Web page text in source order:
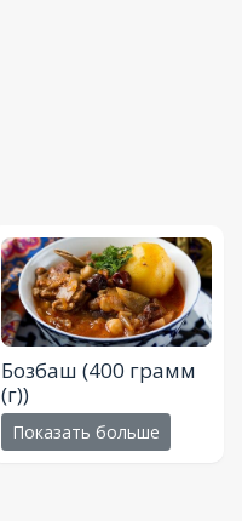
Бозбаш (400 грамм
(г))
Показать больше